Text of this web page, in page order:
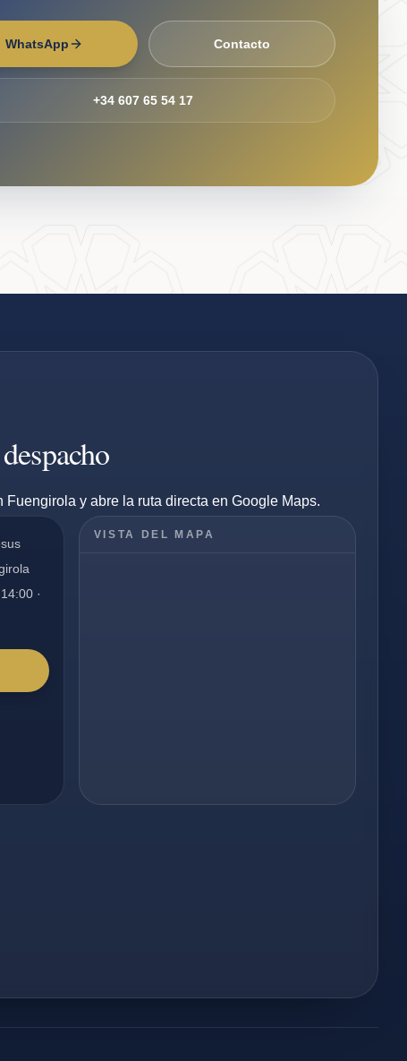
WhatsApp Contacto
+34 607 65 54 17
Fuengirola y abre la ruta directa en Google Maps.
·
VISTA DEL MAPA